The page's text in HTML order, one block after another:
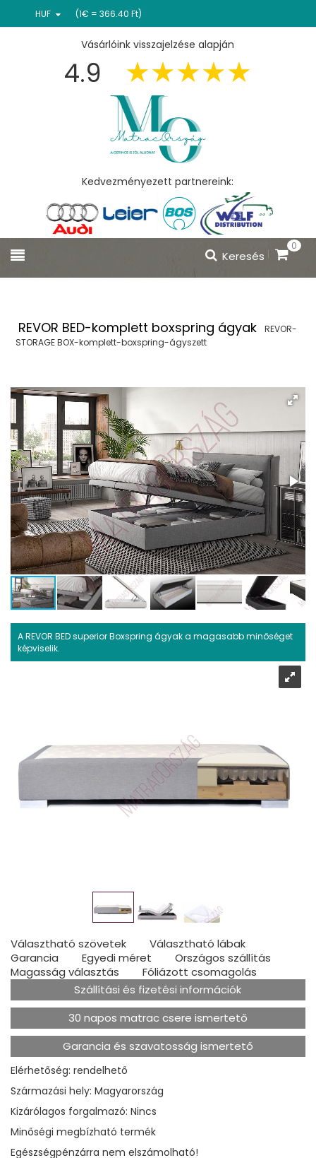
HUF (1€ = 366.40 Ft)
Vásárlóink visszajelzése alapján
4.9
Kedvezményezett partnereink:
0
Keresés
REVOR BED-komplett boxspring ágyak
REVOR-
STORAGE BOX-komplett-boxspring-ágyszett
A REVOR BED superior Boxspring ágyak a magasabb minőséget
képviselik.
Választható szövetek
Választható lábak
Garancia
Egyedi méret
Országos szállítás
Magasság választás
Fóliázott csomagolás
Szállítási és fizetési információk
30 napos matrac csere ismertető
Garancia és szavatosság ismertető
Elérhetőség: rendelhető
Származási hely: Magyarország
Kizárólagos forgalmazó: Nincs
Minőségi megbízható termék
Egészségpénzárra nem elszámolható!